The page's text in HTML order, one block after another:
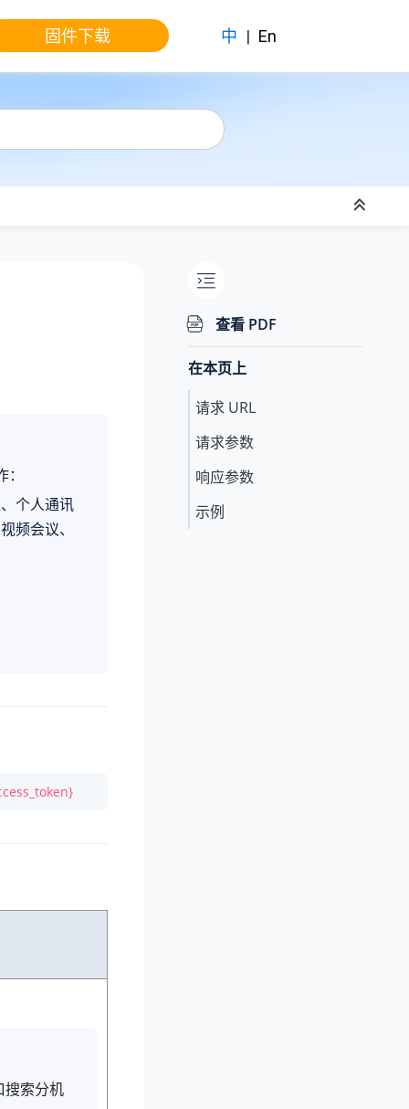
固件下载 中 | En
个人通讯
频会议、
索分机
查看 PDF
在本页上
请求 URL
请求参数
响应参数
示例